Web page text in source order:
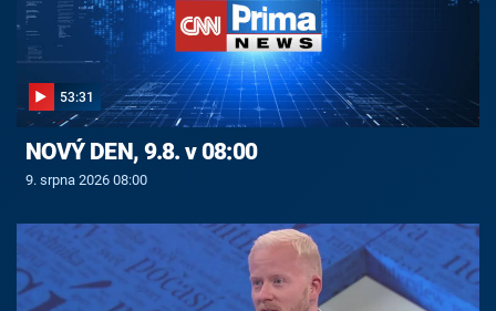
53:31
NOVÝ DEN, 9.8. v 08:00
9. srpna 2026 08:00